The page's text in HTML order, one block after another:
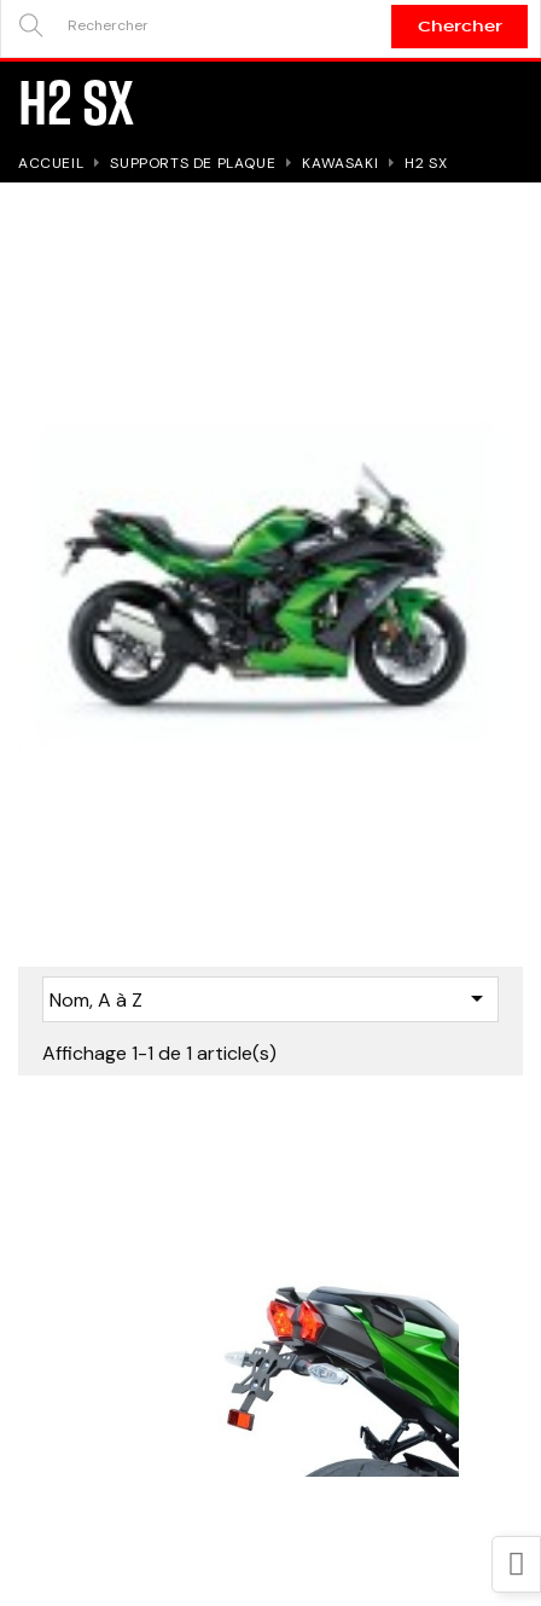
Chercher
H2 SX
ACCUEIL SUPPORTS DE PLAQUE KAWASAKI H2 SX
Nom, A à Z 
Affichage 1-1 de 1 article(s)